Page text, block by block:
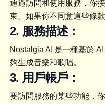
通過訪問和使用服務，你
束。如果你不同意這些條
2. 服務描述：
Nostalgia AI 是一種基於
夠生成音樂和歌唱。
3. 用戶帳戶：
要訪問服務的某些功能，